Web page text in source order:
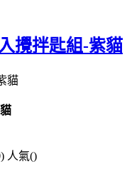
攪拌匙組-紫貓
人氣()